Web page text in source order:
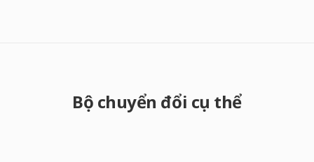
Bộ chuyển đổi cụ thể